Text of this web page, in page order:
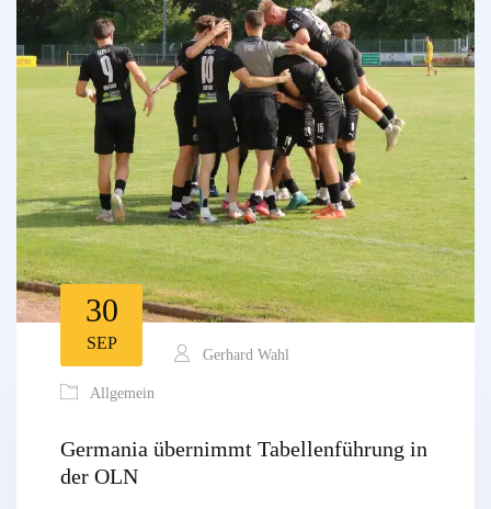
30
SEP
Gerhard Wahl
Allgemein
Germania übernimmt Tabellenführung in
der OLN